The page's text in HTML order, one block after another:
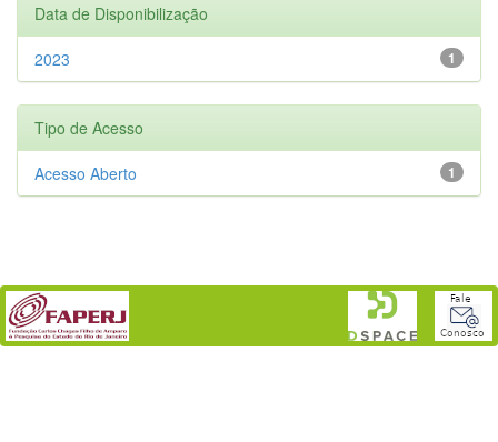
Data de Disponibilização
1
2023
Tipo de Acesso
1
Acesso Aberto